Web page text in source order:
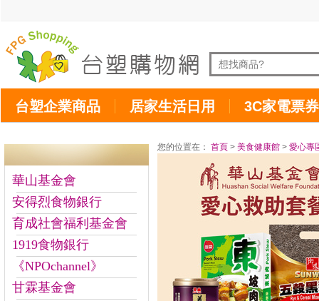
台塑企業商品 居家生活日用 3C家電票券
華山基金會
安得烈食物銀行
育成社會福利基金會
1919食物銀行
《NPOchannel》
甘霖基金會
您的位置在： 首頁 > 美食健康館 > 愛心專